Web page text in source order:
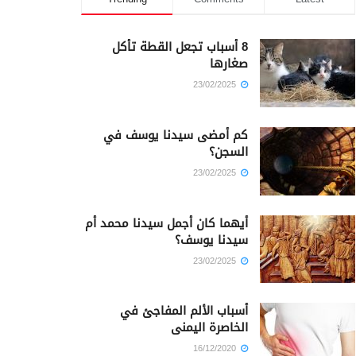
8 أسباب تجعل القطة تأكل
صغارها
كم أمضى سيدنا يوسف في
السجن؟
أيهما كان أجمل سيدنا محمد أم
سيدنا يوسف؟
أسباب الألم المفاجئ في
الخاصرة اليمنى